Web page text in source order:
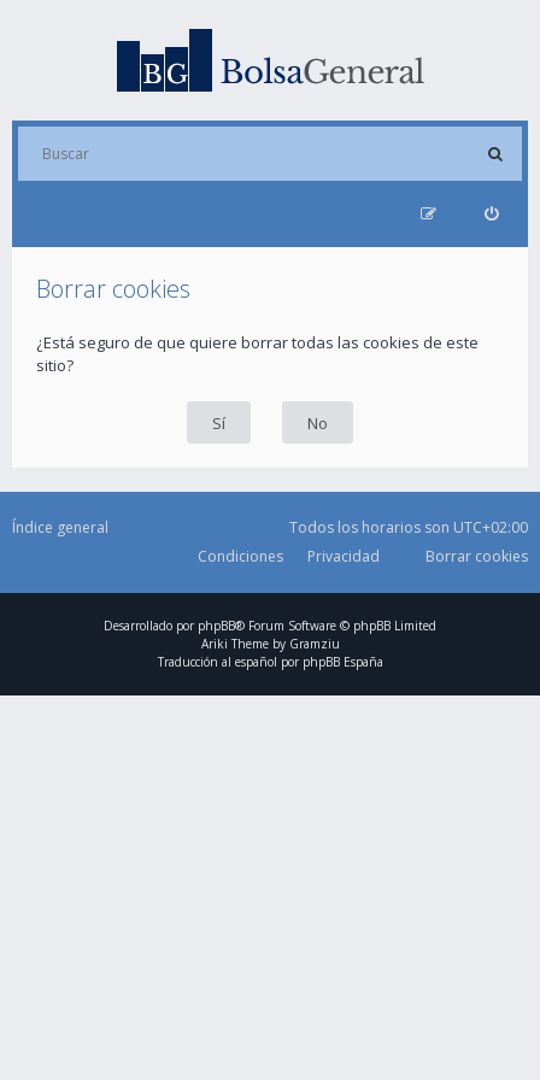
Borrar cookies
¿Está seguro de que quiere borrar todas las cookies de este
sitio?
Índice general Todos los horarios son UTC+02:00
Borrar cookies
Privacidad
Condiciones
Desarrollado por phpBB® Forum Software © phpBB Limited
Ariki Theme by Gramziu
Traducción al español por phpBB España